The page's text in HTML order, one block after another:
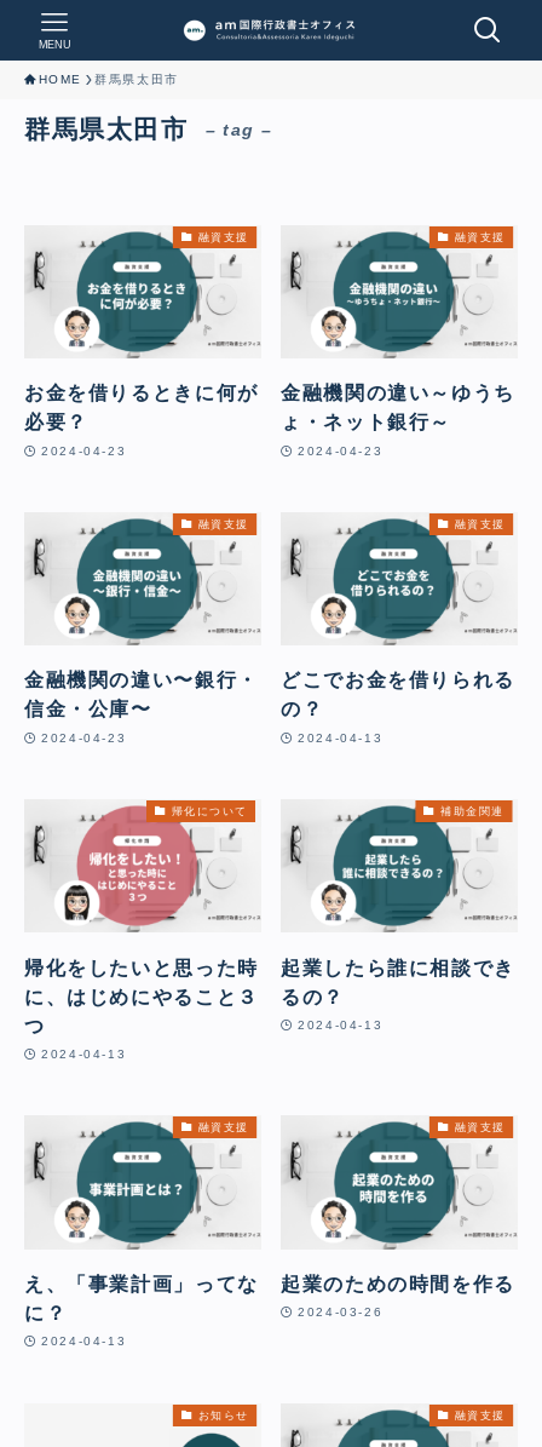
MENU
HOME 群馬県太田市
群馬県太田市 – tag –
融資支援
お金を借りるときに何が
必要？
2024-04-23
融資支援
金融機関の違い～ゆうち
ょ・ネット銀行～
2024-04-23
融資支援
金融機関の違い〜銀行・
信金・公庫〜
2024-04-23
融資支援
どこでお金を借りられる
の？
2024-04-13
帰化について
帰化をしたいと思った時
に、はじめにやること３
つ
2024-04-13
補助金関連
起業したら誰に相談でき
るの？
2024-04-13
融資支援
え、「事業計画」ってな
に？
2024-04-13
融資支援
起業のための時間を作る
2024-03-26
お知らせ 融資支援